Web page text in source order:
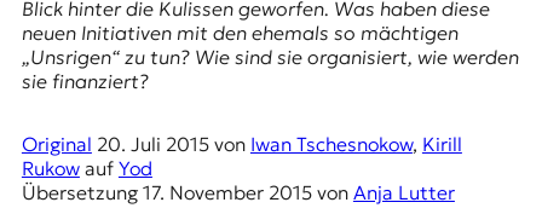
r
|
D
E
Blick hinter die Kulissen geworfen. Was haben diese
neuen Initiativen mit den ehemals so mächtigen
„Unsrigen“ zu tun? Wie sind sie organisiert, wie werden
sie finanziert?
Original 20. Juli 2015von Iwan Tschesnokow, Kirill
Rukowauf Yod
Übersetzung 17. November 2015von Anja Lutter